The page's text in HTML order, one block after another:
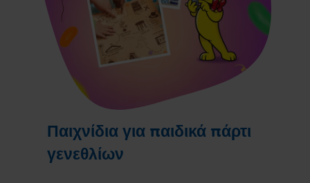
Παιχνίδια για παιδικά πάρτι
γενεθλίων